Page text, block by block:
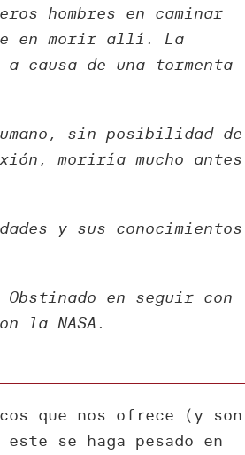
hombres en caminar
en morir allí. La
causa de una tormenta
sin posibilidad de
moriría mucho antes
y sus conocimientos
en seguir con
la NASA.
que nos ofrece (y son
se haga pesado en